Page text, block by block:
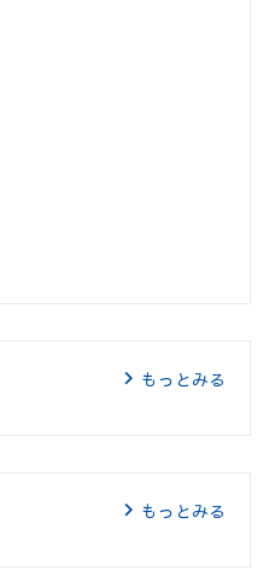
もっとみる
もっとみる